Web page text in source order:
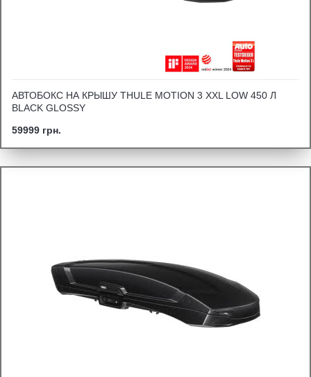
АВТОБОКС НА КРЫШУ THULE MOTION 3 XXL LOW 450 Л
BLACK GLOSSY
59999 грн.